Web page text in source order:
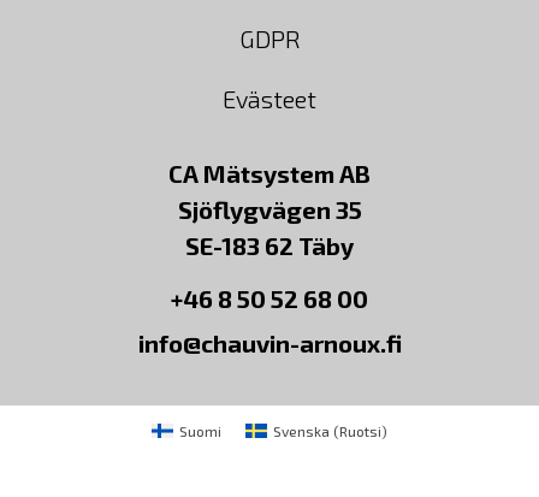
GDPR
Evästeet
CA Mätsystem AB
Sjöflygvägen 35
SE-183 62 Täby
+46 8 50 52 68 00
info@chauvin-arnoux.fi
Suomi Svenska (Ruotsi)